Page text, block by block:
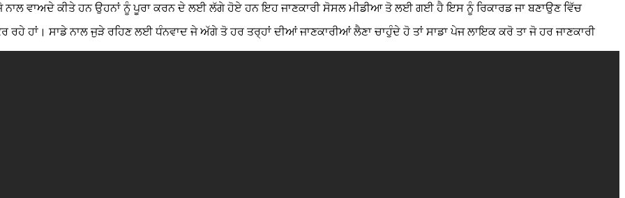
ਜੋ ਨਾਲ ਵਾਅਦੇ ਕੀਤੇ ਹਨ ਉਹਨਾਂ ਨੂੰ ਪੂਰਾ ਕਰਨ ਦੇ ਲਈ ਲੱਗੇ ਹੋਏ ਹਨ ਇਹ ਜਾਣਕਾਰੀ ਸੋਸਲ ਮੀਡੀਆ ਤੋ ਲਈ ਗਈ ਹੈ ਇਸ ਨੂੰ ਰਿਕਾਰਡ ਜਾ ਬਣਾਉਣ ਵਿੱਚ
ਹਾਂ। ਸਾਡੇ ਨਾਲ ਜੁੜੇ ਰਹਿਣ ਲਈ ਧੰਨਵਾਦ ਜੇ ਅੱਗੇ ਤੋ ਹਰ ਤਰ੍ਹਾਂ ਦੀਆਂ ਜਾਣਕਾਰੀਆਂ ਲੈਣਾ ਚਾਹੁੰਦੇ ਹੋ ਤਾਂ ਸਾਡਾ ਪੇਜ ਲਾਇਕ ਕਰੋ ਤਾ ਜੋ ਹਰ ਜਾਣਕਾਰੀ